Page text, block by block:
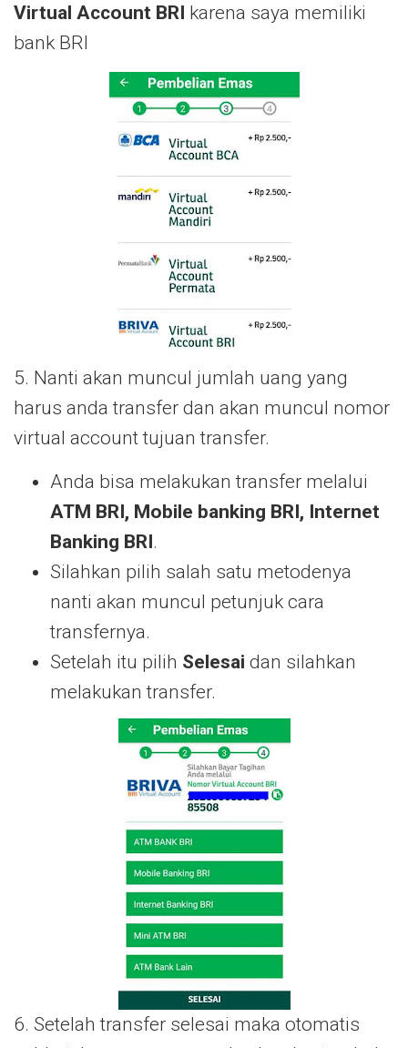
Virtual Account BRI karena saya memiliki
bank BRI
5. Nanti akan muncul jumlah uang yang
harus anda transfer dan akan muncul nomor
virtual account tujuan transfer.
Anda bisa melakukan transfer melalui
ATM BRI, Mobile banking BRI, Internet
Banking BRI.
Silahkan pilih salah satu metodenya
nanti akan muncul petunjuk cara
transfernya.
Setelah itu pilih Selesai dan silahkan
melakukan transfer.
6. Setelah transfer selesai maka otomatis